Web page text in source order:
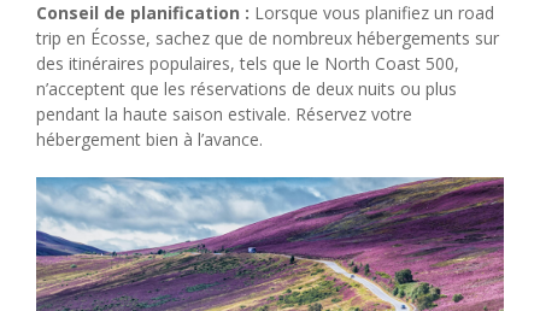
Conseil de planification : Lorsque vous planifiez un road
trip en Écosse, sachez que de nombreux hébergements sur
des itinéraires populaires, tels que le North Coast 500,
n’acceptent que les réservations de deux nuits ou plus
pendant la haute saison estivale. Réservez votre
hébergement bien à l’avance.